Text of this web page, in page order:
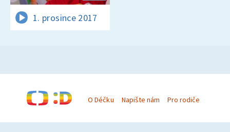
1. prosince 2017
O Déčku Napište nám Pro rodiče